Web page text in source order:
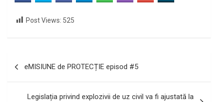
Post Views: 525
articole
eMISIUNE de PROTECȚIE episod #5
Legislația privind explozivii de uz civil va fi ajustată la